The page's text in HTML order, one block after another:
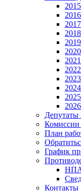
Депутаты
План
График
Контакты